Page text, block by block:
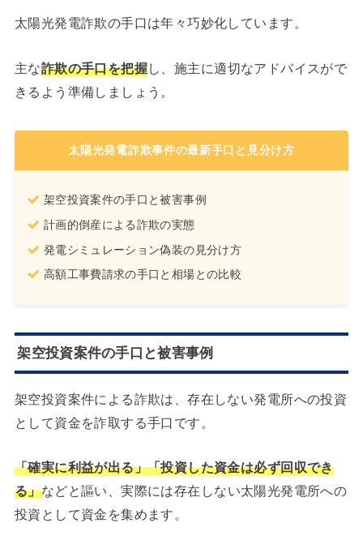
太陽光発電詐欺の手口は年々巧妙化しています。
主な詐欺の手口を把握し、施主に適切なアドバイスがで
きるよう準備しましょう。
太陽光発電詐欺事件の最新手口と見分け方
架空投資案件の手口と被害事例
計画的倒産による詐欺の実態
発電シミュレーション偽装の見分け方
高額工事費請求の手口と相場との比較
架空投資案件の手口と被害事例
架空投資案件による詐欺は、存在しない発電所への投資
として資金を詐取する手口です。
「確実に利益が出る」「投資した資金は必ず回収でき
る」などと謳い、実際には存在しない太陽光発電所への
投資として資金を集めます。